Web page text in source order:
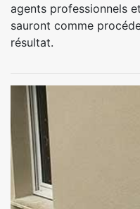
agents professionnels
sauront comme
résultat.